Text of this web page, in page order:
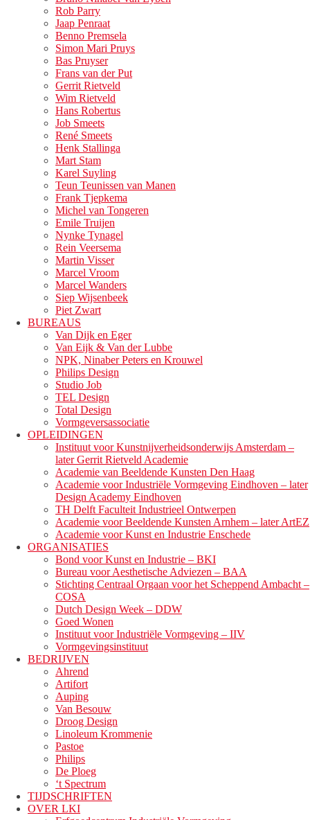
Rob Parry
Jaap Penraat
Benno Premsela
Simon Mari Pruys
Bas Pruyser
Frans van der Put
Gerrit Rietveld
Wim Rietveld
Hans Robertus
Job Smeets
René Smeets
Henk Stallinga
Mart Stam
Karel Suyling
Teun Teunissen van Manen
Frank Tjepkema
Michel van Tongeren
Emile Truijen
Nynke Tynagel
Rein Veersema
Martin Visser
Marcel Vroom
Marcel Wanders
Siep Wijsenbeek
Piet Zwart
BUREAUS
Van Dijk en Eger
Van Eijk & Van der Lubbe
NPK, Ninaber Peters en Krouwel
Philips Design
Studio Job
TEL Design
Total Design
Vormgeversassociatie
OPLEIDINGEN
Instituut voor Kunstnijverheidsonderwijs Amsterdam –
later Gerrit Rietveld Academie
Academie van Beeldende Kunsten Den Haag
Academie voor Industriële Vormgeving Eindhoven – later
Design Academy Eindhoven
TH Delft Faculteit Industrieel Ontwerpen
Academie voor Beeldende Kunsten Arnhem – later ArtEZ
Academie voor Kunst en Industrie Enschede
ORGANISATIES
Bond voor Kunst en Industrie – BKI
Bureau voor Aesthetische Adviezen – BAA
Stichting Centraal Orgaan voor het Scheppend Ambacht –
COSA
Dutch Design Week – DDW
Goed Wonen
Instituut voor Industriële Vormgeving – IIV
Vormgevingsinstituut
BEDRIJVEN
Ahrend
Artifort
Auping
Van Besouw
Droog Design
Linoleum Krommenie
Pastoe
Philips
De Ploeg
‘t Spectrum
TIJDSCHRIFTEN
OVER LKI